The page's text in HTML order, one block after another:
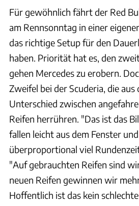
Für gewöhnlich fährt der Red
am Rennsonntag in einer
das richtige Setup für den
haben. Priorität hat es, den
gehen Mercedes zu erobern.
Zweifel bei der Scuderia, die
Unterschied zwischen
Reifen herrühren. "Das ist das
fallen leicht aus dem Fenster
überproportional viel
"Auf gebrauchten Reifen sind
neuen Reifen gewinnen wir
Hoffentlich ist das kein